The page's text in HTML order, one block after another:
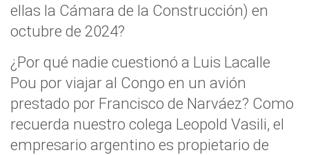
ellas la Cámara de la Construcción) en
octubre de 2024?
¿Por qué nadie cuestionó a Luis Lacalle
Pou por viajar al Congo en un avión
prestado por Francisco de Narváez? Como
recuerda nuestro colega Leopold Vasili, el
empresario argentino es propietario de